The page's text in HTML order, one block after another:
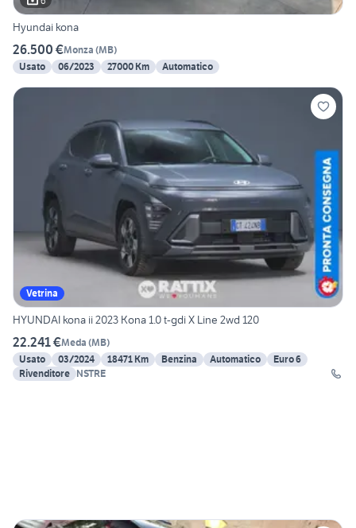
Hyundai kona
26.500 €Monza (MB)
Usato
06/2023 27000 Km Automatico
Vetrina
HYUNDAI kona ii 2023 Kona 1.0 t-gdi X Line 2wd 120
22.241 €Meda (MB)
Usato
03/2024 18471 Km Benzina Automatico
Euro 6
Rivenditore NSTRE